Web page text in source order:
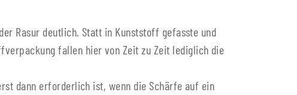
Rasur deutlich. Statt in Kunststoff gefasste und
fallen hier von Zeit zu Zeit lediglich die
dann erforderlich ist, wenn die Schärfe auf ein